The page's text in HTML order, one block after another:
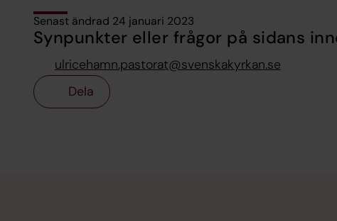
Senast ändrad 24 januari 2023
Synpunkter eller frågor på sidans
ulricehamn.pastorat@svenskakyrkan.se
Dela